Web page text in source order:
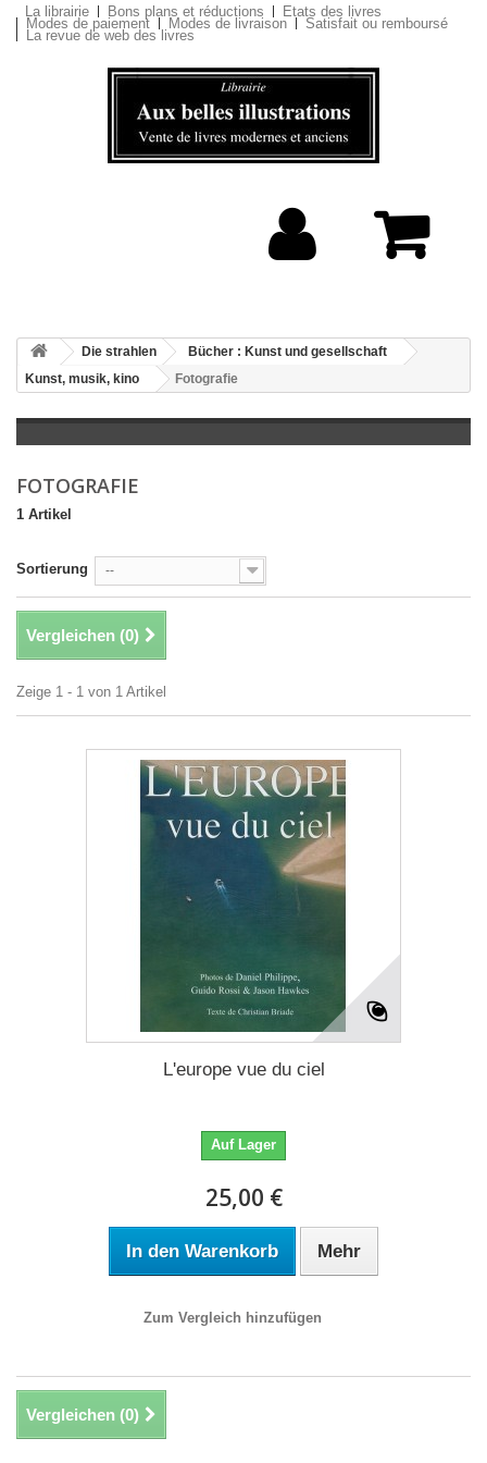
La librairie Bons plans et réductions Etats des livres
Modes de paiement Modes de livraison Satisfait ou remboursé
La revue de web des livres
Die strahlen
Bücher : Kunst und gesellschaft
Kunst, musik, kino
Fotografie
FOTOGRAFIE
1 Artikel
Sortierung --
Vergleichen (0)
Zeige 1 - 1 von 1 Artikel
L'europe vue du ciel
Auf Lager
25,00 €
In den Warenkorb Mehr
Zum Vergleich hinzufügen
Vergleichen (0)